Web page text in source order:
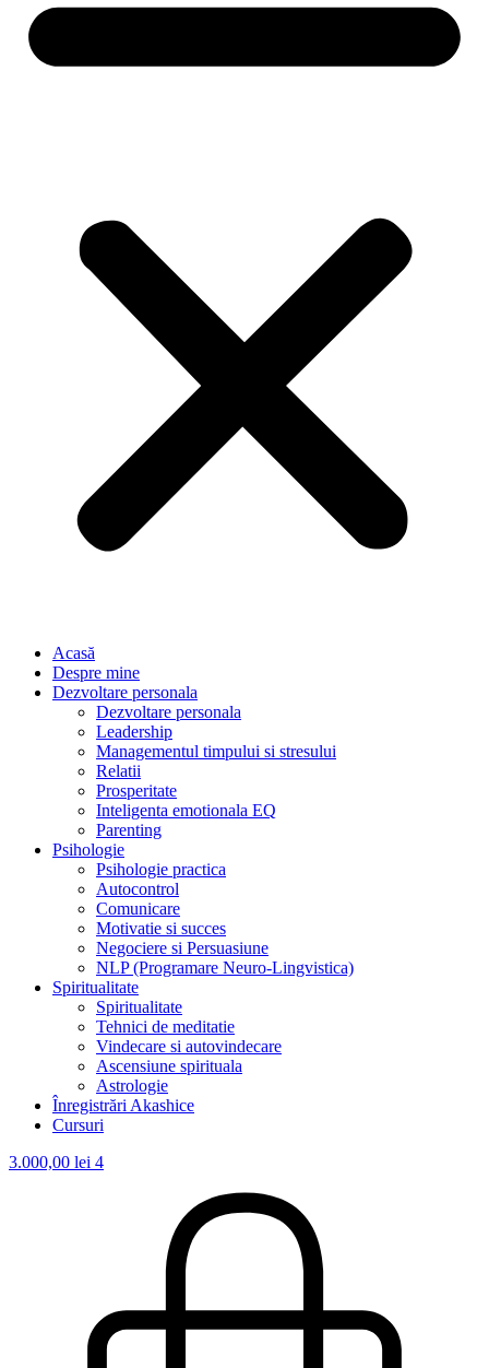
Acasă
Despre mine
Dezvoltare personala
Dezvoltare personala
Leadership
Managementul timpului si stresului
Relatii
Prosperitate
Inteligenta emotionala EQ
Parenting
Psihologie
Psihologie practica
Autocontrol
Comunicare
Motivatie si succes
Negociere si Persuasiune
NLP (Programare Neuro-Lingvistica)
Spiritualitate
Spiritualitate
Tehnici de meditatie
Vindecare si autovindecare
Ascensiune spirituala
Astrologie
Înregistrări Akashice
Cursuri
3.000,00 lei 4